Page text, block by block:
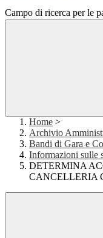
Campo di ricerca per le
Home >
Archivio
Bandi di Gara e
Informazioni sulle
DETERMINA
CANCELLERIA